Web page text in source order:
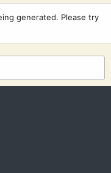
generated. Please try